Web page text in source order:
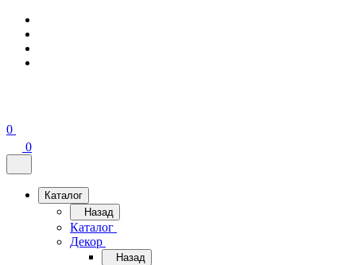
0
0
Каталог
Назад
Каталог
Декор
Назад